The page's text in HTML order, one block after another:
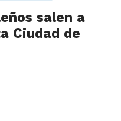
salen a
Ciudad de